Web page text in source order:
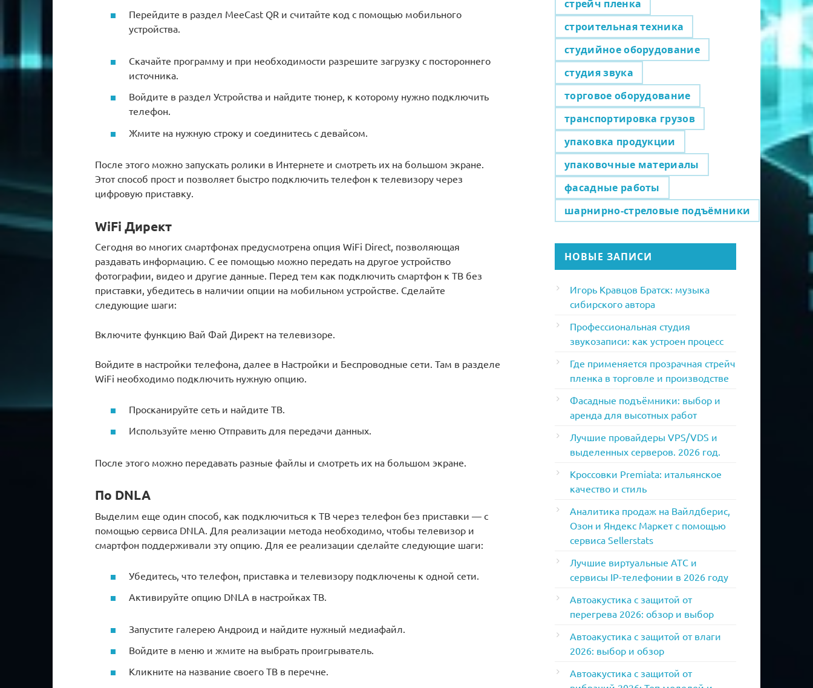
Перейдите в раздел MeeCast QR и считайте код с помощью мобильного
устройства.
Скачайте программу и при необходимости разрешите загрузку с постороннего
источника.
Войдите в раздел Устройства и найдите тюнер, к которому нужно подключить
телефон.
Жмите на нужную строку и соединитесь с девайсом.
После этого можно запускать ролики в Интернете и смотреть их на большом экране.
Этот способ прост и позволяет быстро подключить телефон к телевизору через
цифровую приставку.
WiFi Директ
Сегодня во многих смартфонах предусмотрена опция WiFi Direct, позволяющая
раздавать информацию. С ее помощью можно передать на другое устройство
фотографии, видео и другие данные. Перед тем как подключить смартфон к ТВ без
приставки, убедитесь в наличии опции на мобильном устройстве. Сделайте
следующие шаги:
Включите функцию Вай Фай Директ на телевизоре.
Войдите в настройки телефона, далее в Настройки и Беспроводные сети. Там в разделе
WiFi необходимо подключить нужную опцию.
Просканируйте сеть и найдите ТВ.
Используйте меню Отправить для передачи данных.
После этого можно передавать разные файлы и смотреть их на большом экране.
По DNLA
Выделим еще один способ, как подключиться к ТВ через телефон без приставки — с
помощью сервиса DNLA. Для реализации метода необходимо, чтобы телевизор и
смартфон поддерживали эту опцию. Для ее реализации сделайте следующие шаги:
Убедитесь, что телефон, приставка и телевизору подключены к одной сети.
Активируйте опцию DNLA в настройках ТВ.
Запустите галерею Андроид и найдите нужный медиафайл.
Войдите в меню и жмите на выбрать проигрыватель.
Кликните на название своего ТВ в перечне.
стрейч пленка
строительная техника
студийное оборудование
студия звука
торговое оборудование
транспортировка грузов
упаковка продукции
упаковочные материалы
фасадные работы
шарнирно-стреловые подъёмники
НОВЫЕ ЗАПИСИ
Игорь Кравцов Братск: музыка
сибирского автора
Профессиональная студия
звукозаписи: как устроен процесс
Где применяется прозрачная стрейч
пленка в торговле и производстве
Фасадные подъёмники: выбор и
аренда для высотных работ
Лучшие провайдеры VPS/VDS и
выделенных серверов. 2026 год.
Кроссовки Premiata: итальянское
качество и стиль
Аналитика продаж на Вайлдберис,
Озон и Яндекс Маркет с помощью
сервиса Sellerstats
Лучшие виртуальные АТС и
сервисы IP-телефонии в 2026 году
Автоакустика с защитой от
перегрева 2026: обзор и выбор
Автоакустика с защитой от влаги
2026: выбор и обзор
Автоакустика с защитой от